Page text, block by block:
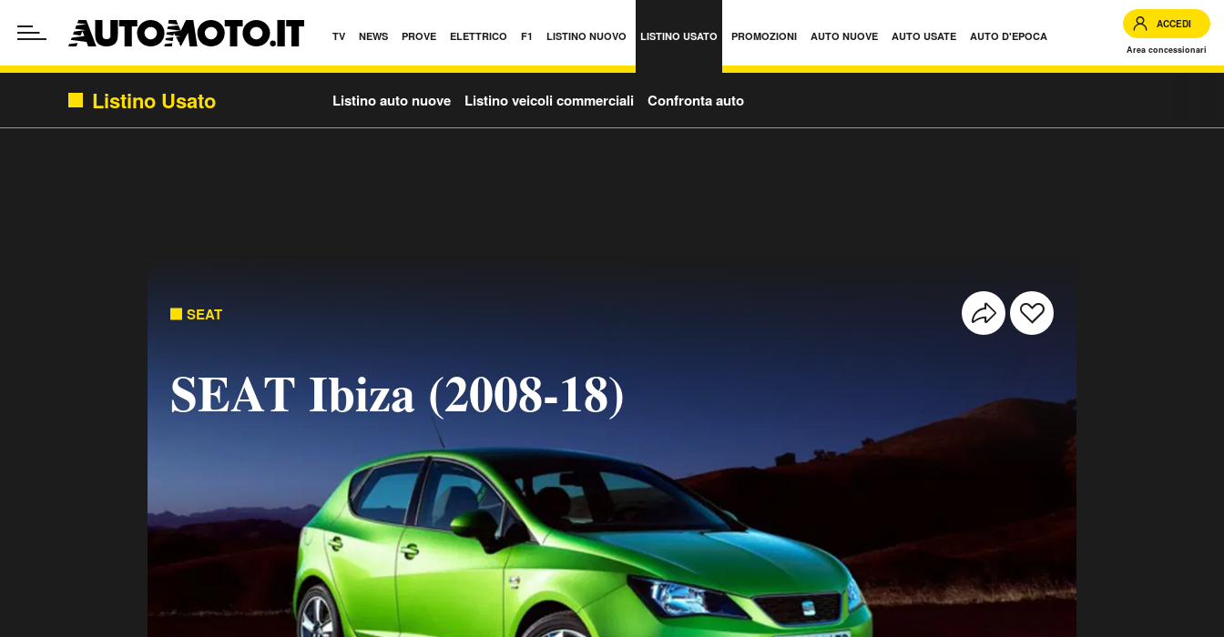
TV NEWS PROVE ELETTRICO F1 LISTINO NUOVO LISTINO USATO PROMOZIONI AUTO NUOVE AUTO USATE AUTO D'EPOCA
ACCEDI
Area concessionari
Listino Usato Listino auto nuove Listino veicoli commerciali Confronta auto
SEAT
SEAT Ibiza (2008-18)